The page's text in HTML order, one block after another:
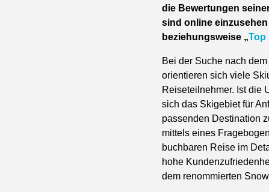
die Bewertungen
sind online
beziehungsweise „Top
Bei der Suche nach
orientieren sich viele
Reiseteilnehmer. Ist die
sich das Skigebiet für
passenden Destination
mittels eines
buchbaren Reise im
hohe
dem renommierten